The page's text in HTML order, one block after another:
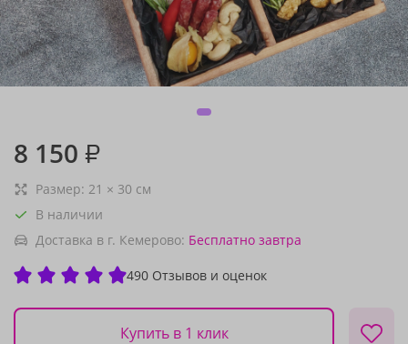
8 150 ₽
Размер: 21 × 30 см
В наличии
Доставка в г. Кемерово: Бесплатно завтра
490 Отзывов и оценок
Купить в 1 клик